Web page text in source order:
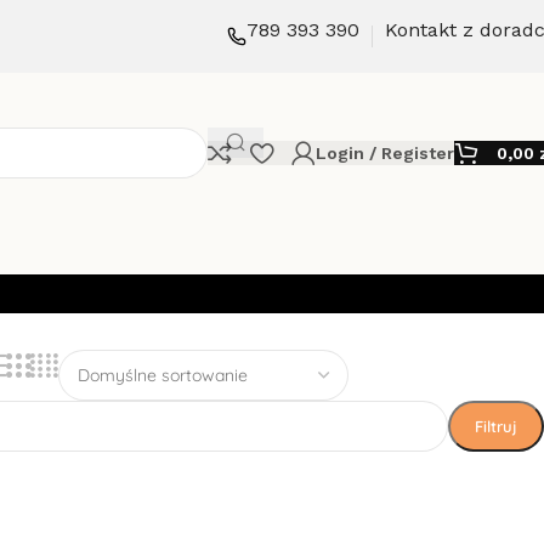
789 393 390 Kontakt z
Login / Register 0,00
Filtruj